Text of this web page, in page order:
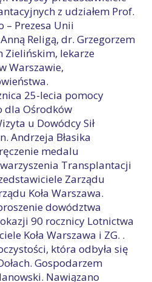
z udziałem Prof.
– Prezesa Unii
Religą, dr. Grzegorzem
Zielińskim, lekarze
Warszawie,
25-lecia pomocy
dla Ośrodków
u Dowódcy Sił
Andrzeja Błasika
medalu
Transplantacji
Zarządu
Koła Warszawa.
dowództwa
90 rocznicy Lotnictwa
Koła Warszawa i ZG. .
która odbyła się
Gospodarzem
Nawiązano